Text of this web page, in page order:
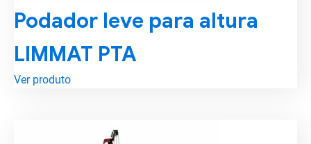
Podador leve para altura
LIMMAT PTA
Ver produto